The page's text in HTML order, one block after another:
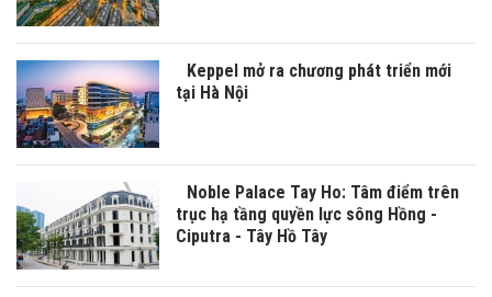
Keppel mở ra chương phát triển mới
tại Hà Nội
Noble Palace Tay Ho: Tâm điểm trên
trục hạ tầng quyền lực sông Hồng -
Ciputra - Tây Hồ Tây